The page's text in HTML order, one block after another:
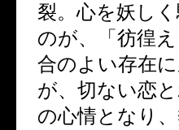
裂。心を妖し
のが、「彷徨
合のよい存在
が、切ない恋
の心情となり